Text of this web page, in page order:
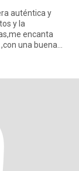
auténtica y
y la
encanta
una buena